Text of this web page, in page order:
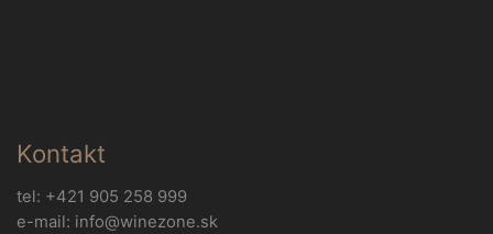
Kontakt
tel: +421 905 258 999
e-mail: info@winezone.sk